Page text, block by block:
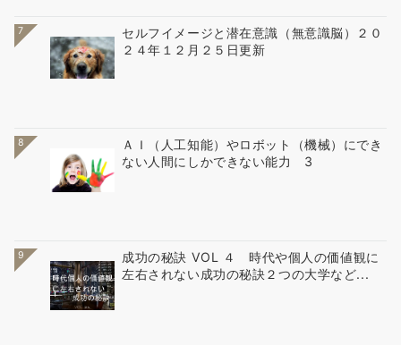
7
セルフイメージと潜在意識（無意識脳）２０
２４年１２月２５日更新
8
ＡＩ（人工知能）やロボット（機械）にでき
ない人間にしかできない能力 3
9
成功の秘訣 VOL ４ 時代や個人の価値観に
左右されない成功の秘訣２つの大学など...